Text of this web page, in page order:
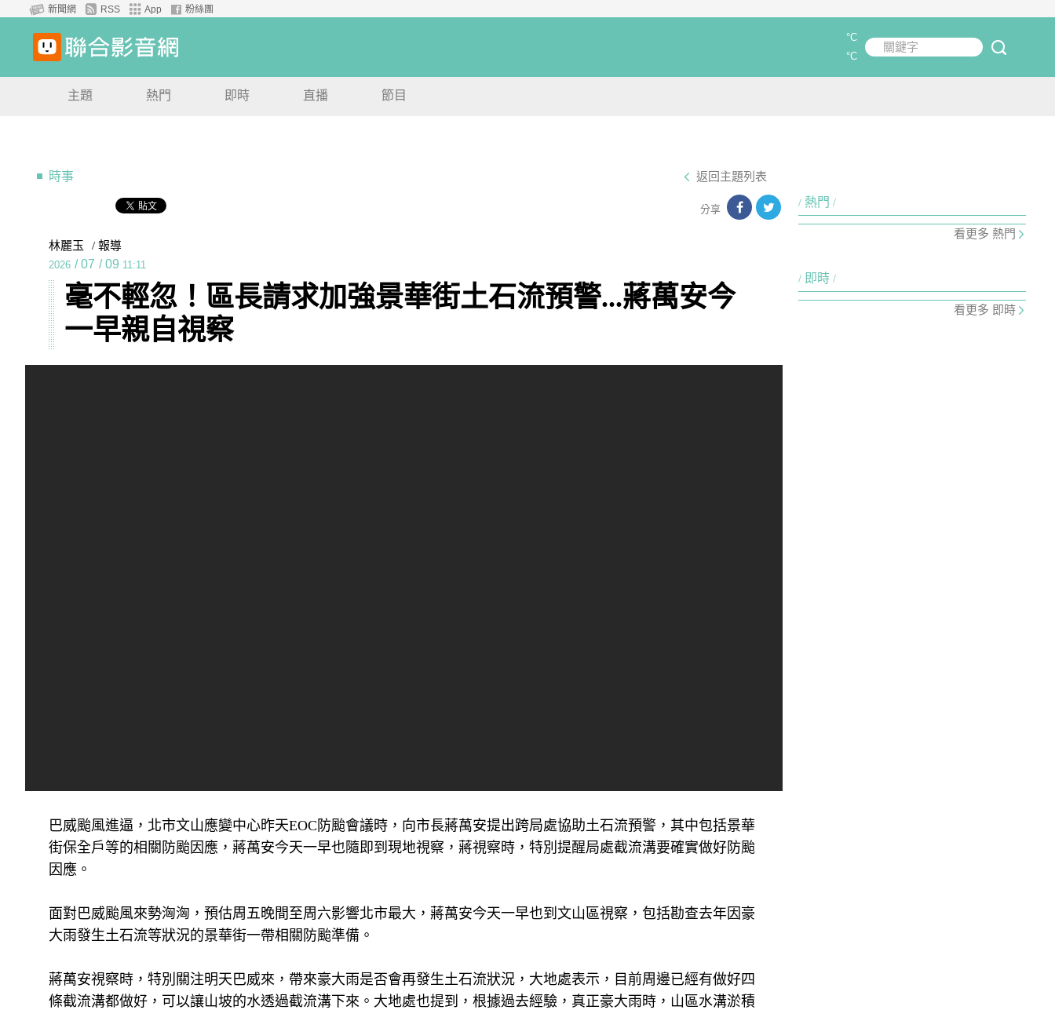
新聞網 RSS App 粉絲團
關鍵字
°C
°C
主題 熱門 即時 直播 節目
時事 返回主題列表
分享
林麗玉 / 報導
2026 / 07 / 09 11:11
毫不輕忽！區長請求加強景華街土石流預警...蔣萬安今
一早親自視察
巴威颱風進逼，北市文山應變中心昨天EOC防颱會議時，向市長蔣萬安提出跨局處協助土石流預警，其中包括景華
街保全戶等的相關防颱因應，蔣萬安今天一早也隨即到現地視察，蔣視察時，特別提醒局處截流溝要確實做好防颱
因應。
面對巴威颱風來勢洶洶，預估周五晚間至周六影響北市最大，蔣萬安今天一早也到文山區視察，包括勘查去年因豪
大雨發生土石流等狀況的景華街一帶相關防颱準備。
蔣萬安視察時，特別關注明天巴威來，帶來豪大雨是否會再發生土石流狀況，大地處表示，目前周邊已經有做好四
條截流溝都做好，可以讓山坡的水透過截流溝下來。大地處也提到，根據過去經驗，真正豪大雨時，山區水溝淤積
熱門
看更多 熱門
即時
看更多 即時